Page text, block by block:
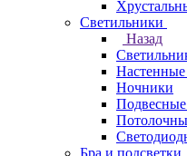
Светильники
Назад
Настенные
Ночники
Подвесные
Бра и подсветки